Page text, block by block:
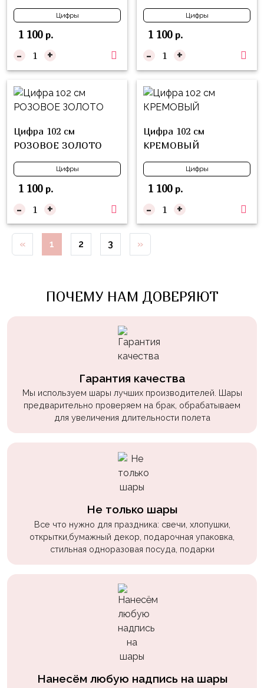
Цифры
1 100р.
- +
Цифры
1 100р.
- +
Цифра 102 см
РОЗОВОЕ ЗОЛОТО
Цифры
1 100р.
- +
Цифра 102 см
КРЕМОВЫЙ
Цифры
1 100р.
- +
« 1 2 3 »
ПОЧЕМУ НАМ ДОВЕРЯЮТ
Гарантия качества
Мы используем шары лучших производителей. Шары
предварительно проверяем на брак, обрабатываем
для увеличения длительности полета
Не только шары
Все что нужно для праздника: свечи, хлопушки,
открытки,бумажный декор, подарочная упаковка,
стильная одноразовая посуда, подарки
Нанесём любую надпись на шары
Куклы
ЛОЛ
Него
Неё
Тедди
Транспорт
/
Техника
Морская
для
Геймеров
жучки,
пчелки
Природа